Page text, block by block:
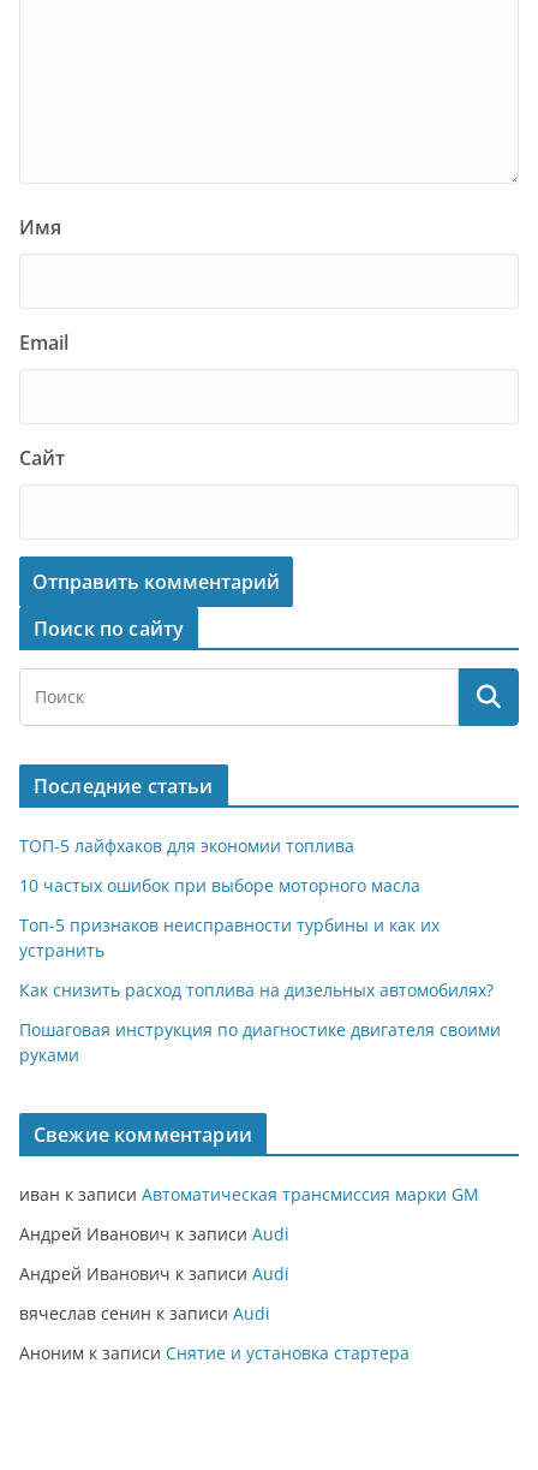
Имя
Email
Сайт
Поиск по сайту
Последние статьи
ТОП-5 лайфхаков для экономии топлива
10 частых ошибок при выборе моторного масла
Топ-5 признаков неисправности турбины и как их
устранить
Как снизить расход топлива на дизельных автомобилях?
Пошаговая инструкция по диагностике двигателя своими
руками
Свежие комментарии
иван к записи Автоматическая трансмиссия марки GM
Андрей Иванович к записи Audi
Андрей Иванович к записи Audi
вячеслав сенин к записи Audi
Аноним к записи Снятие и установка стартера